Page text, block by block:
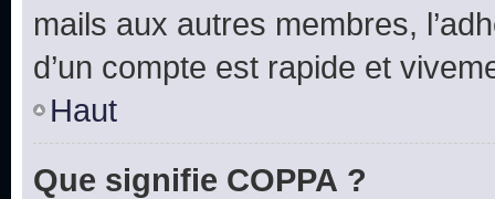
mails aux autres membres,
d’un compte est rapide et
Haut
Que signifie COPPA ?